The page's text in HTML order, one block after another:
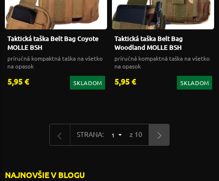
Taktická taška Belt Bag Coyote
MOLLE BSH
príručná kompaktná taška na všetko
na opasok
5,95 € SKLADOM
Taktická taška Belt Bag
Woodland MOLLE BSH
príručná kompaktná taška na všetko
na opasok
5,95 € SKLADOM
STRANA: 1 z 10
NAJNOVŠIE V BLOGU